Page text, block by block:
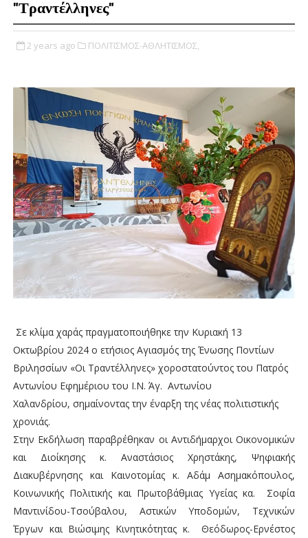
"Τραντέλληνες"
2 years ago ΠΟΛΙΤΙΣΜΟΣ-ΑΘΛΗΤΙΣΜΟΣ,
Σε κλίμα χαράς πραγματοποιήθηκε την Κυριακή 13
Οκτωβρίου 2024 ο ετήσιος Αγιασμός της Ένωσης Ποντίων
Βριλησσίων «Οι Τραντέλληνες» χοροστατούντος του Πατρός
Αντωνίου Εφημέριου του Ι.Ν. Άγ. Αντωνίου
Χαλανδρίου, σημαίνοντας την έναρξη της νέας πολιτιστικής
χρονιάς.
Στην Εκδήλωση παραβρέθηκαν οι Αντιδήμαρχοι Οικονομικών
και Διοίκησης κ. Αναστάσιος Χρηστάκης, Ψηφιακής
Διακυβέρνησης και Καινοτομίας κ. Αδάμ Ασημακόπουλος,
Κοινωνικής Πολιτικής και Πρωτοβάθμιας Υγείας κα. Σοφία
Μαντινίδου-Τσούβαλου, Αστικών Υποδομών, Τεχνικών
Έργων και Βιώσιμης Κινητικότητας κ. Θεόδωρος-Ερνέστος